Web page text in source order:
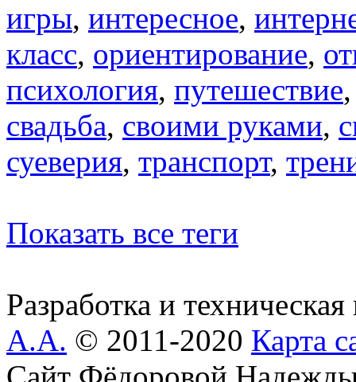
игры, интересное,
класс, ориентирование,
психология, путешествие
свадьба, своими руками,
суеверия, транспорт,
Показать все теги
Разработка и
А.А. © 2011-2020 Карта